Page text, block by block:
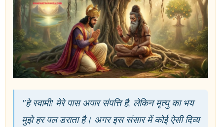
"हे स्वामी! मेरे पास अपार संपत्ति है, लेकिन मृत्यु का भय
मुझे हर पल डराता है। अगर इस संसार में कोई ऐसी दिव्य